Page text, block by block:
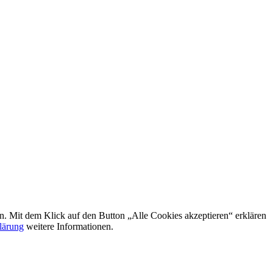
Mit dem Klick auf den Button „Alle Cookies akzeptieren“ erklären
weitere Informationen.